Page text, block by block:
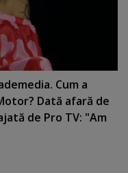
Cum a
Dată afară de
de Pro TV: "Am